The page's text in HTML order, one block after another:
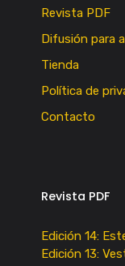
Revista PDF
Difusión para
Tienda
Política de
Contacto
Revista PDF
Edición 14:
Edición 13: